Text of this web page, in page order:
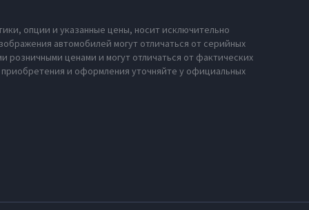
опции и указанные цены, носит исключительно
автомобилей могут отличаться от серийных
ценами и могут отличаться от фактических
и оформления уточняйте у официальных